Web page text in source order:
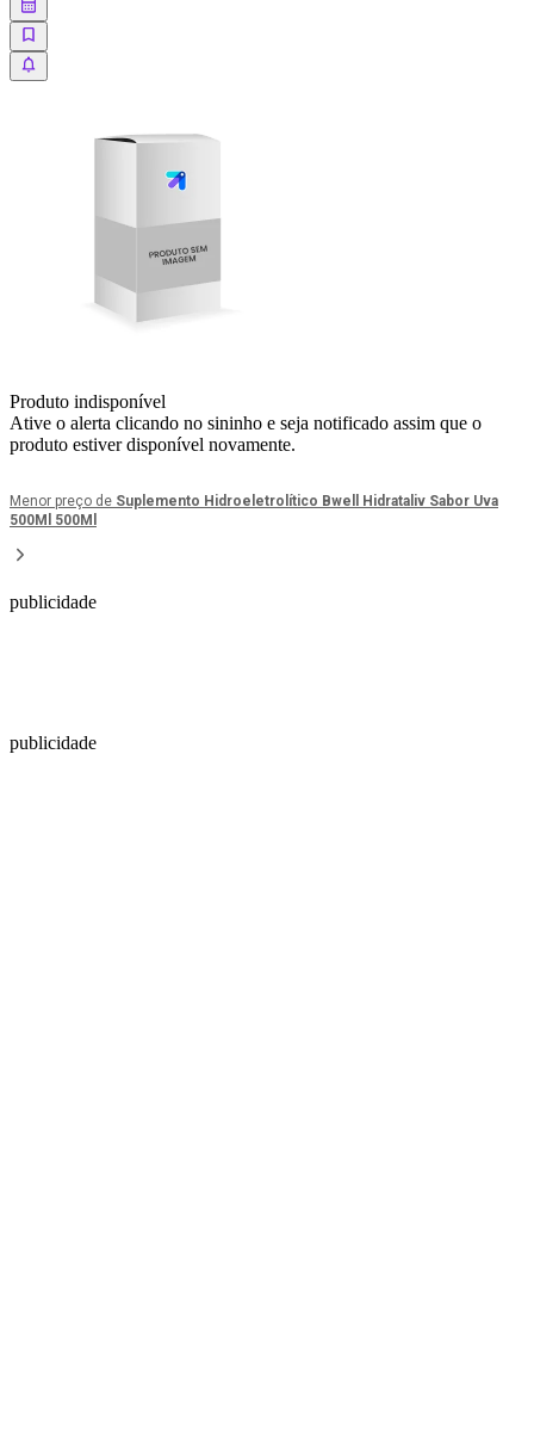
Produto indisponível
Ative o alerta clicando no sininho e seja notificado assim que o
produto estiver disponível novamente.
Menor preço de Suplemento Hidroeletrolítico Bwell Hidrataliv Sabor Uva
500Ml 500Ml
publicidade
publicidade